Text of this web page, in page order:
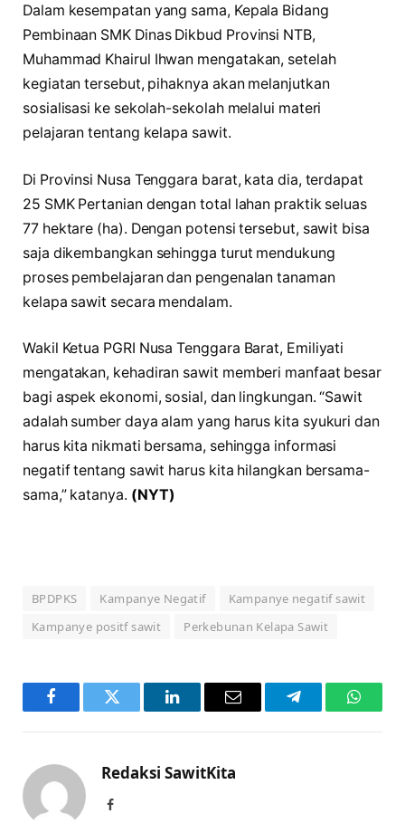
Dalam kesempatan yang sama, Kepala Bidang
Pembinaan SMK Dinas Dikbud Provinsi NTB,
Muhammad Khairul Ihwan mengatakan, setelah
kegiatan tersebut, pihaknya akan melanjutkan
sosialisasi ke sekolah-sekolah melalui materi
pelajaran tentang kelapa sawit.
Di Provinsi Nusa Tenggara barat, kata dia, terdapat
25 SMK Pertanian dengan total lahan praktik seluas
77 hektare (ha). Dengan potensi tersebut, sawit bisa
saja dikembangkan sehingga turut mendukung
proses pembelajaran dan pengenalan tanaman
kelapa sawit secara mendalam.
Wakil Ketua PGRI Nusa Tenggara Barat, Emiliyati
mengatakan, kehadiran sawit memberi manfaat besar
bagi aspek ekonomi, sosial, dan lingkungan. “Sawit
adalah sumber daya alam yang harus kita syukuri dan
harus kita nikmati bersama, sehingga informasi
negatif tentang sawit harus kita hilangkan bersama-
sama,” katanya. (NYT)
BPDPKS Kampanye Negatif
Kampanye negatif sawit
Kampanye positf sawit
Perkebunan Kelapa Sawit
FacebookTwitter LinkedInEmail Telegram
Redaksi SawitKita
Facebook